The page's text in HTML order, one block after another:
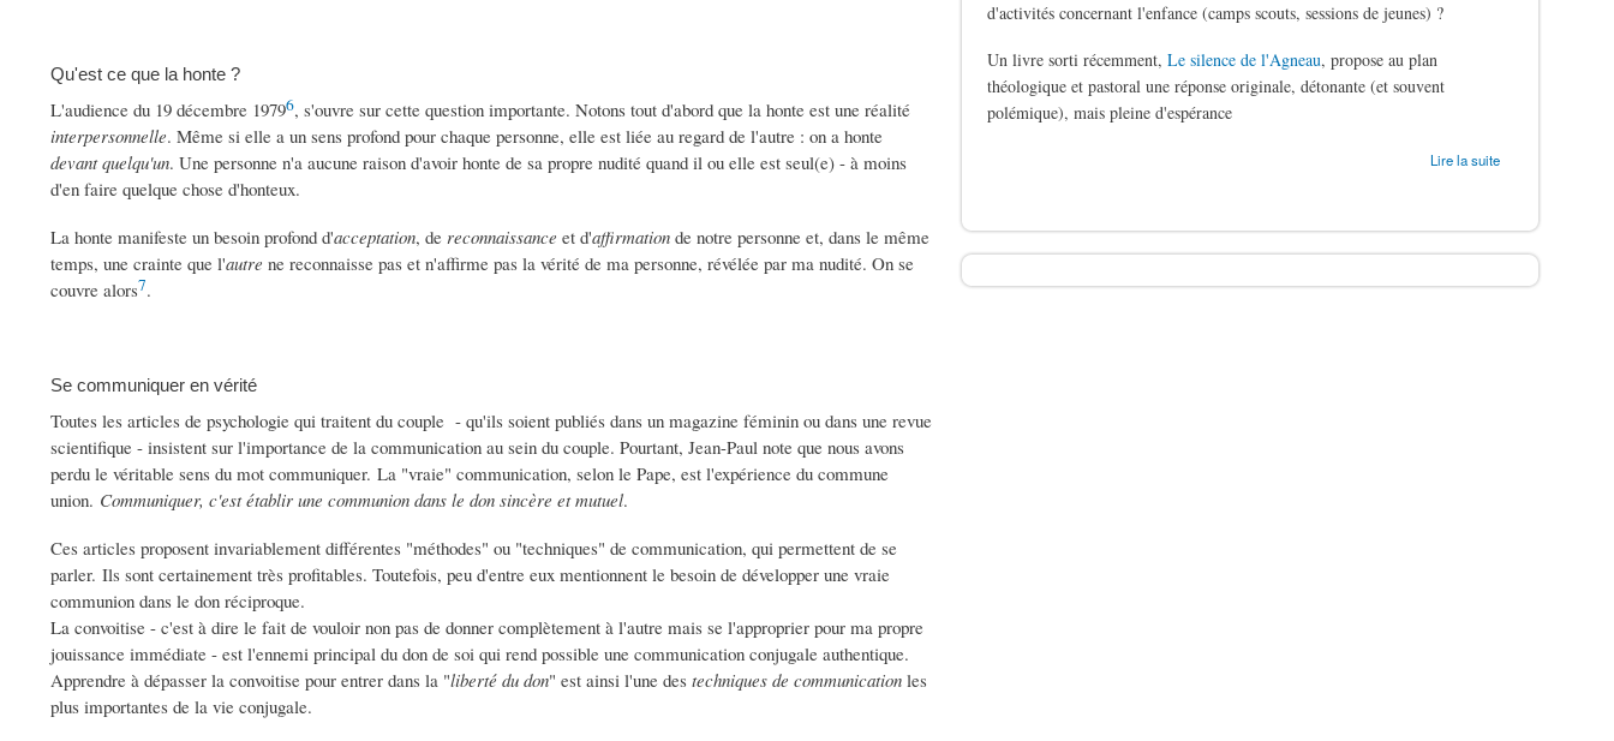
Qu'est ce que la honte ?
L'audience du 19 décembre 19796, s'ouvre sur cette question importante. Notons tout d'abord que la honte est une réalité
interpersonnelle. Même si elle a un sens profond pour chaque personne, elle est liée au regard de l'autre : on a honte
devant quelqu'un. Une personne n'a aucune raison d'avoir honte de sa propre nudité quand il ou elle est seul(e) - à moins
d'en faire quelque chose d'honteux.
La honte manifeste un besoin profond d'acceptation, de reconnaissance et d'affirmation de notre personne et, dans le même
temps, une crainte que l'autre ne reconnaisse pas et n'affirme pas la vérité de ma personne, révélée par ma nudité. On se
couvre alors7.
Se communiquer en vérité
Toutes les articles de psychologie qui traitent du couple - qu'ils soient publiés dans un magazine féminin ou dans une revue
scientifique - insistent sur l'importance de la communication au sein du couple. Pourtant, Jean-Paul note que nous avons
perdu le véritable sens du mot communiquer. La "vraie" communication, selon le Pape, est l'expérience du commune
union. Communiquer, c'est établir une communion dans le don sincère et mutuel.
Ces articles proposent invariablement différentes "méthodes" ou "techniques" de communication, qui permettent de se
parler. Ils sont certainement très profitables. Toutefois, peu d'entre eux mentionnent le besoin de développer une vraie
communion dans le don réciproque.
La convoitise - c'est à dire le fait de vouloir non pas de donner complètement à l'autre mais se l'approprier pour ma propre
jouissance immédiate - est l'ennemi principal du don de soi qui rend possible une communication conjugale authentique.
Apprendre à dépasser la convoitise pour entrer dans la "liberté du don" est ainsi l'une des techniques de communication les
plus importantes de la vie conjugale.
d'activités concernant l'enfance (camps scouts, sessions de jeunes) ?
Un livre sorti récemment,Le silence de l'Agneau, propose au plan
théologique et pastoral une réponse originale, détonante (et souvent
polémique), mais pleine d'espérance
Lire la suite